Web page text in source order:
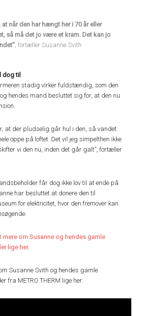
når den har hængt her i 70 år eller
så må det jo være et kram. Det kan jo
, fortæller Susanne Svith
dog til
stadig virker fuldstændig, som den
hendes mand besluttet sig for, at den nu
at der pludselig går hul i den, så vandet
oppe på loftet. Det vil jeg simpelthen ikke
vi den nu, inden det går galt”, fortæller
får dog ikke lov til at ende på
har besluttet at donere den til
for elektricitet, hvor den fremover kan
mere om Susanne og hendes gamle
lige her.
Susanne Svith og hendes gamle
fra METRO THERM lige her: